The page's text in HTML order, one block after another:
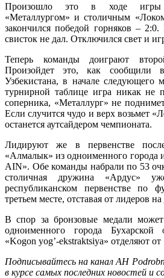
Произошло это в ходе игры
«Металлургом» и столичным
закончился победой горняков –
свисток не дал. Отключился свет и
Теперь команды доиграют
Произойдет это, как сообщили
Узбекистана, в начале следующего
турнирной таблице игра никак не
соперника, «Металлург» не
Если случится чудо и верх возьмет
останется аутсайдером чемпионата.
Лидируют же в первенстве после
«Алмалык» из одноименного города
AIN». Обе команды набрали по 53
столичная дружина «Ардус»
республиканском первенстве по
третьем месте, отставая от лидеров на
В спор за бронзовые медали
одноименного города
«Kogon yog’-ekstraktsiya» отделяют
Подписывайтесь на канал АН
в курсе самых последних новостей и